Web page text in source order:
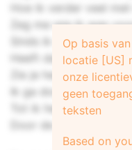
Hoe ik verder veel
Zeg me wie ik was
Sinds ik uit dat huis
Heeft dat de deur niet
Zie je heel de wereld
Ik ga door, omdat ik
Tot ik het leven aan
Door de storm naar
Op basis
locatie [US]
onze
geen
teksten
Based on